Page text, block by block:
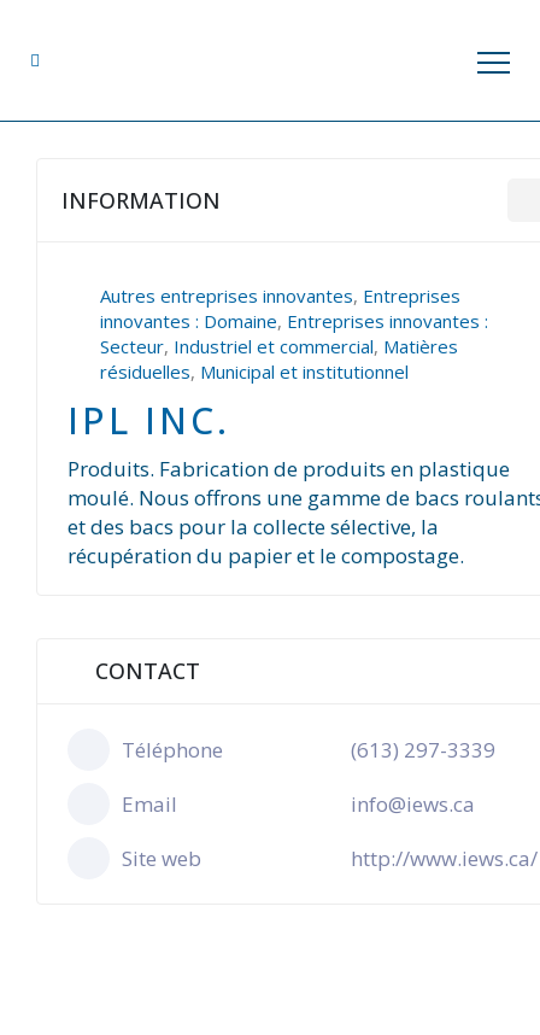
INFORMATION
Autres entreprises innovantes, Entreprises
innovantes : Domaine, Entreprises innovantes :
Secteur, Industriel et commercial, Matières
résiduelles, Municipal et institutionnel
IPL INC.
Produits. Fabrication de produits en plastique
moulé. Nous offrons une gamme de bacs
et des bacs pour la collecte sélective, la
récupération du papier et le compostage.
CONTACT
Téléphone
(613) 297-3339
Email
info@iews.ca
Site web
http://www.iews.ca/